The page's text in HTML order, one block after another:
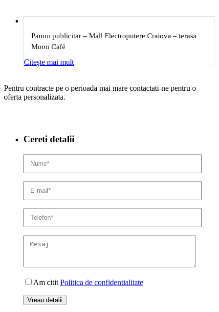
Panou publicitar – Mall Electroputere Craiova – terasa
Moon Café
Citește mai mult
Pentru contracte pe o perioada mai mare contactati-ne pentru o
oferta personalizata.
Cereti detalii
Am citit Politica de confidentialitate